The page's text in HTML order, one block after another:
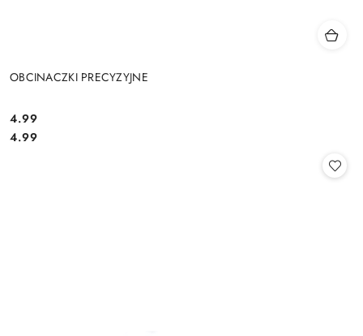
OBCINACZKI PRECYZYJNE
Cena:
4.99
Cena:
4.99